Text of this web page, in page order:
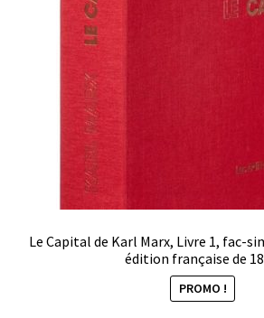
Le Capital de Karl Marx, Livre 1, fac-
édition française de
PROMO !